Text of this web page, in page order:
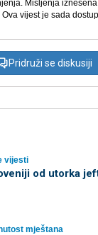
Mišljenja
vijest je sada
Pridruži se diskusiji
vijesti
od utorka
mještana